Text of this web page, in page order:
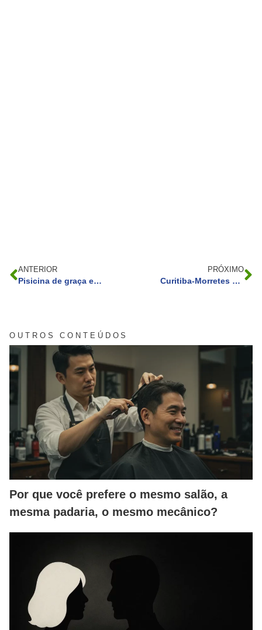
ANTERIOR
Pisicina de graça em Curitiba. Partiu?
PRÓXIMO
Curitiba-Morretes é eleito um dos mais incríveis passeios de trem do mundo
OUTROS CONTEÚDOS
Por que você prefere o mesmo salão, a
mesma padaria, o mesmo mecânico?